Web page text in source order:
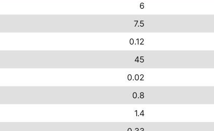
6
7.5
0.12
45
0.02
0.8
1.4